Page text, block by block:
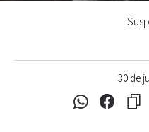
30 de